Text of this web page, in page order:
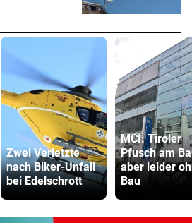
Zwei Verletzte
nach Biker-Unfall
bei Edelschrott
MCI: Tiroler
Pfusch am
aber leider
Bau